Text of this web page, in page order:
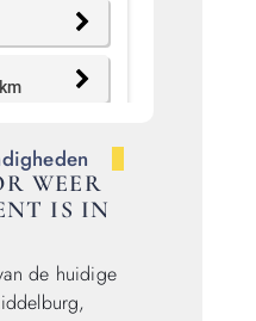
WEER
IS IN
de huidige